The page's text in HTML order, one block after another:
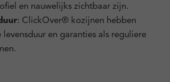
en nauwelijks zichtbaar zijn.
: ClickOver® kozijnen hebben
en garanties als reguliere